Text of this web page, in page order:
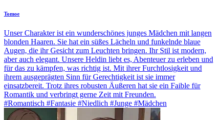
Tomoe
Unser Charakter ist ein wunderschönes junges Mädchen mit langen
blonden Haaren. Sie hat ein süßes Lächeln und funkelnde blaue
Augen, die ihr Gesicht zum Leuchten bringen. Ihr Stil ist modern,
aber auch elegant. Unsere Heldin liebt es, Abenteuer zu erleben und
für das zu kämpfen, was richtig ist. Mit ihrer Furchtlosigkeit und
ihrem ausgeprägten Sinn für Gerechtigkeit ist sie immer
einsatzbereit. Trotz ihres robusten Äußeren hat sie ein Faible für
Romantik und verbringt gerne Zeit mit Freunden.
#Romantisch #Fantasie #Niedlich #Junge #Mädchen